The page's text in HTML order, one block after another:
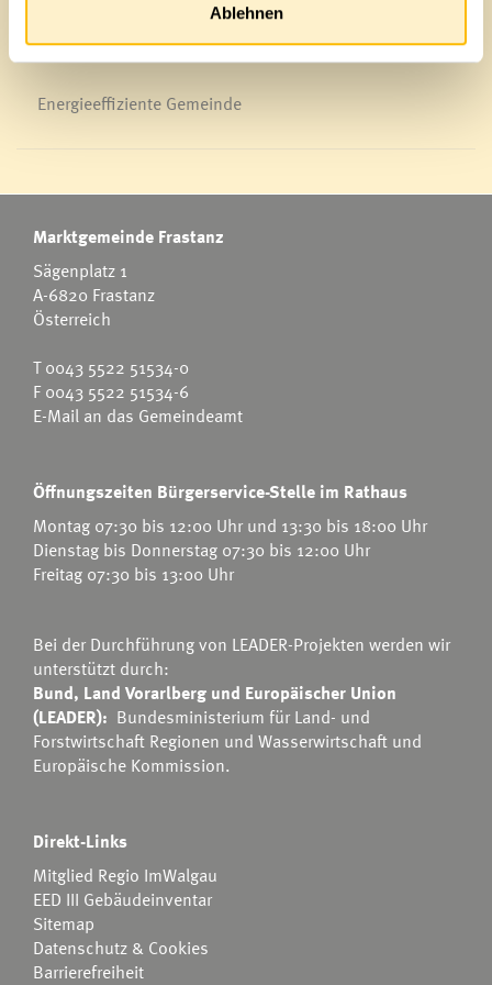
Ablehnen
Energieeffiziente Gemeinde
Marktgemeinde Frastanz
Sägenplatz 1
A-6820 Frastanz
Österreich
T0043 5522 51534-0
F 0043 5522 51534-6
E-Mail an das Gemeindeamt
Öffnungszeiten Bürgerservice-Stelle im Rathaus
Montag 07:30 bis 12:00 Uhr und 13:30 bis 18:00 Uhr
Dienstag bis Donnerstag 07:30 bis 12:00 Uhr
Freitag 07:30 bis 13:00 Uhr
Bei der Durchführung von LEADER-Projekten werden wir
unterstützt durch:
Bund, Land Vorarlberg und Europäischer Union
(LEADER): Bundesministerium für Land- und
Forstwirtschaft Regionen und Wasserwirtschaft und
Europäische Kommission.
Direkt-Links
Mitglied Regio ImWalgau
EED III Gebäudeinventar
Sitemap
Datenschutz & Cookies
Barrierefreiheit